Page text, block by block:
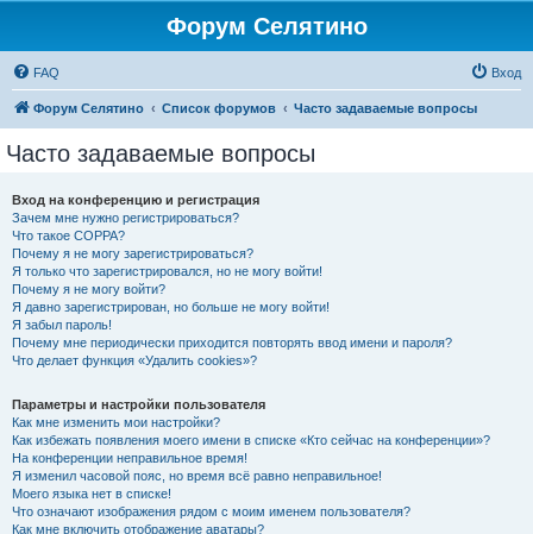
Форум Селятино
FAQ Вход
Форум Селятино Список форумов Часто задаваемые вопросы
Часто задаваемые вопросы
Вход на конференцию и регистрация
Зачем мне нужно регистрироваться?
Что такое COPPA?
Почему я не могу зарегистрироваться?
Я только что зарегистрировался, но не могу войти!
Почему я не могу войти?
Я давно зарегистрирован, но больше не могу войти!
Я забыл пароль!
Почему мне периодически приходится повторять ввод имени и пароля?
Что делает функция «Удалить cookies»?
Параметры и настройки пользователя
Как мне изменить мои настройки?
Как избежать появления моего имени в списке «Кто сейчас на конференции»?
На конференции неправильное время!
Я изменил часовой пояс, но время всё равно неправильное!
Моего языка нет в списке!
Что означают изображения рядом с моим именем пользователя?
Как мне включить отображение аватары?